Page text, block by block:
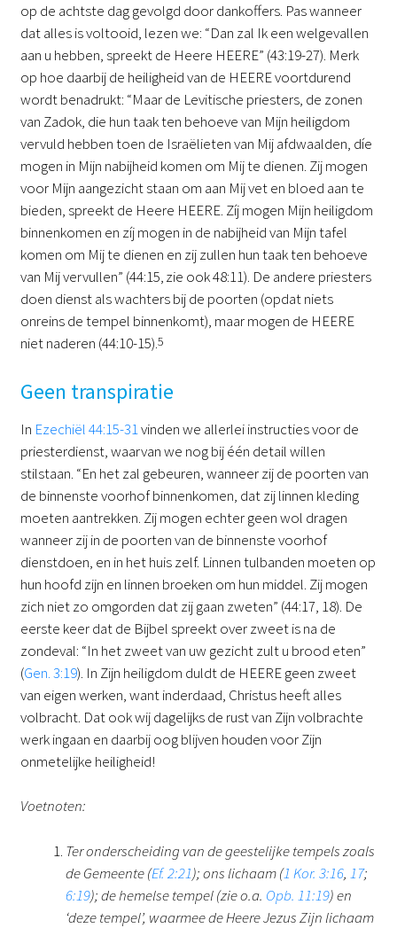
op de achtste dag gevolgd door dankoffers. Pas wanneer
dat alles is voltooid, lezen we: “Dan zal Ik een welgevallen
aan u hebben, spreekt de Heere HEERE” (43:19-27). Merk
op hoe daarbij de heiligheid van de HEERE voortdurend
wordt benadrukt: “Maar de Levitische priesters, de zonen
van Zadok, die hun taak ten behoeve van Mijn heiligdom
vervuld hebben toen de Israëlieten van Mij afdwaalden, díe
mogen in Mijn nabijheid komen om Mij te dienen. Zij mogen
voor Mijn aangezicht staan om aan Mij vet en bloed aan te
bieden, spreekt de Heere HEERE. Zíj mogen Mijn heiligdom
binnenkomen en zíj mogen in de nabijheid van Mijn tafel
komen om Mij te dienen en zij zullen hun taak ten behoeve
van Mij vervullen” (44:15, zie ook 48:11). De andere priesters
doen dienst als wachters bij de poorten (opdat niets
onreins de tempel binnenkomt), maar mogen de HEERE
niet naderen (44:10-15).5
Geen transpiratie
In Ezechiël 44:15-31vinden we allerlei instructies voor de
priesterdienst, waarvan we nog bij één detail willen
stilstaan. “En het zal gebeuren, wanneer zij de poorten van
de binnenste voorhof binnenkomen, dat zij linnen kleding
moeten aantrekken. Zij mogen echter geen wol dragen
wanneer zij in de poorten van de binnenste voorhof
dienstdoen, en in het huis zelf. Linnen tulbanden moeten op
hun hoofd zijn en linnen broeken om hun middel. Zij mogen
zich niet zo omgorden dat zij gaan zweten” (44:17, 18). De
eerste keer dat de Bijbel spreekt over zweet is na de
zondeval: “In het zweet van uw gezicht zult u brood eten”
(Gen. 3:19). In Zijn heiligdom duldt de HEERE geen zweet
van eigen werken, want inderdaad, Christus heeft alles
volbracht. Dat ook wij dagelijks de rust van Zijn volbrachte
werk ingaan en daarbij oog blijven houden voor Zijn
onmetelijke heiligheid!
Voetnoten:
Ter onderscheiding van de geestelijke tempels zoals
de Gemeente (Ef. 2:21); ons lichaam (1 Kor. 3:16, 17;
6:19); de hemelse tempel (zie o.a. Opb. 11:19) en
‘deze tempel’, waarmee de Heere Jezus Zijn lichaam